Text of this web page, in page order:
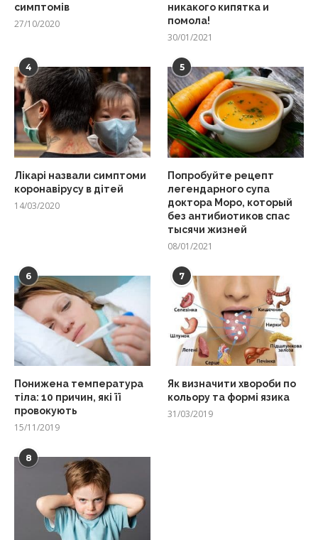
симптомів
27/10/2020
никакого кипятка и
помола!
30/01/2021
4
Лікарі назвали симптоми
коронавірусу в дітей
14/03/2020
5
Попробуйте рецепт
легендарного супа
доктора Моро, который
без антибиотиков спас
тысячи жизней
08/01/2021
6
Понижена температура
тіла: 10 причин, які її
провокують
15/11/2019
7
Як визначити хвороби по
кольору та формі язика
31/03/2019
8